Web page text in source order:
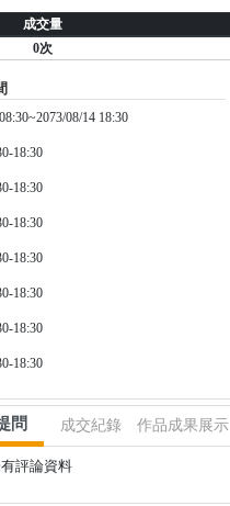
成交量
0次
08/14 18:30
18:30
18:30
18:30
18:30
18:30
18:30
18:30
問 成交紀錄 作品成果展示
評論資料